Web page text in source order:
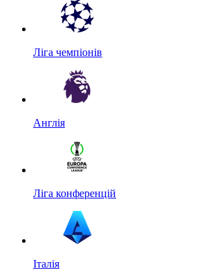
Ліга чемпіонів
Англія
Ліга конференцій
Італія